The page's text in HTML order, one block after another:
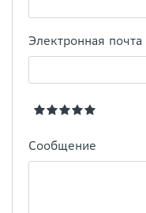
Электронная почта
Сообщение